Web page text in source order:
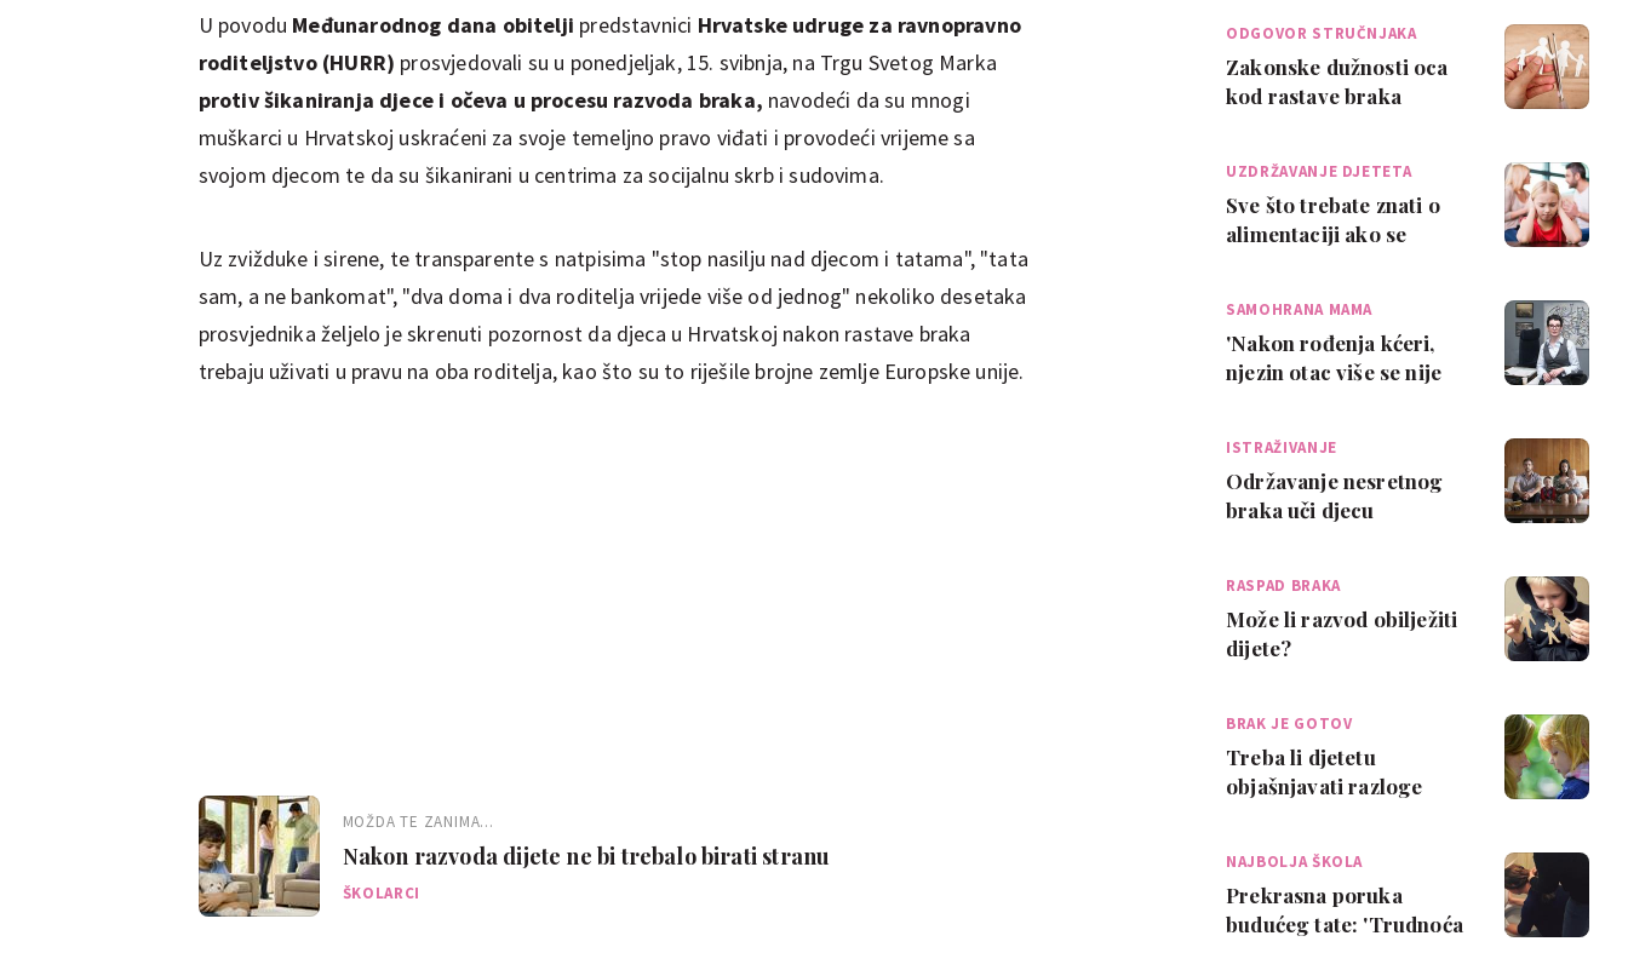
U povodu Međunarodnog dana obitelji predstavnici Hrvatske udruge za ravnopravno
roditeljstvo (HURR) prosvjedovali su u ponedjeljak, 15. svibnja, na Trgu Svetog Marka
protiv šikaniranja djece i očeva u procesu razvoda braka, navodeći da su mnogi
muškarci u Hrvatskoj uskraćeni za svoje temeljno pravo viđati i provodeći vrijeme sa
svojom djecom te da su šikanirani u centrima za socijalnu skrb i sudovima.
Uz zvižduke i sirene, te transparente s natpisima "stop nasilju nad djecom i tatama", "tata
sam, a ne bankomat", "dva doma i dva roditelja vrijede više od jednog" nekoliko desetaka
prosvjednika željelo je skrenuti pozornost da djeca u Hrvatskoj nakon rastave braka
trebaju uživati u pravu na oba roditelja, kao što su to riješile brojne zemlje Europske unije.
MOŽDA TE ZANIMA...
Nakon razvoda dijete ne bi trebalo birati stranu
ŠKOLARCI
ODGOVOR STRUČNJAKA
Zakonske dužnosti oca
kod rastave braka
UZDRŽAVANJE DJETETA
Sve što trebate znati o
alimentaciji ako se
SAMOHRANA MAMA
'Nakon rođenja kćeri,
njezin otac više se nije
ISTRAŽIVANJE
Održavanje nesretnog
braka uči djecu
RASPAD BRAKA
Može li razvod obilježiti
dijete?
BRAK JE GOTOV
Treba li djetetu
objašnjavati razloge
NAJBOLJA ŠKOLA
Prekrasna poruka
budućeg tate: 'Trudnoća